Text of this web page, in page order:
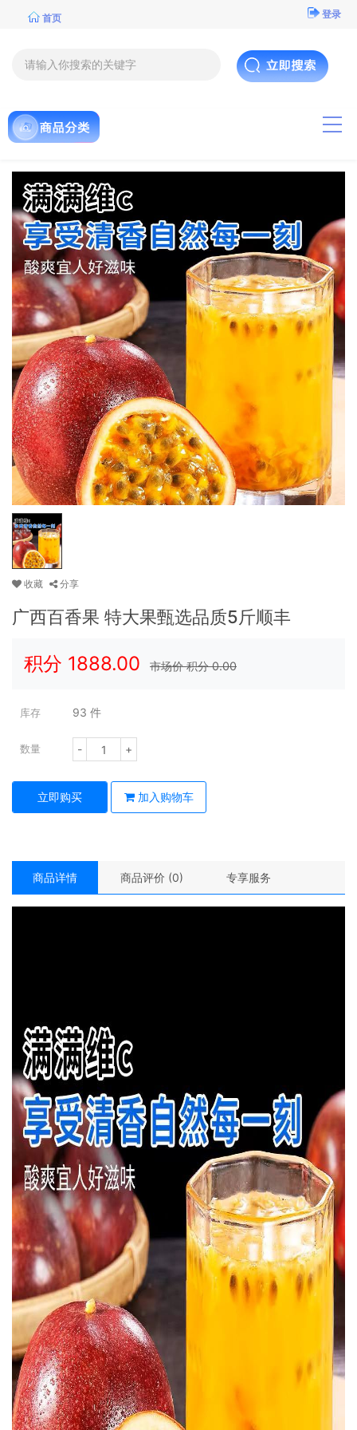
首页 登录
收藏 分享
广西百香果 特大果甄选品质5斤顺丰
积分 1888.00 市场价 积分0.00
库存 93 件
数量 - +
立即购买 加入购物车
商品详情 商品评价 (0) 专享服务